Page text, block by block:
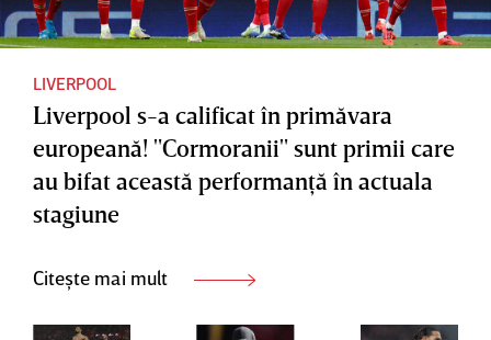
după
legile
proprii”
Manches
ter City”
LIVERPOOL
Liverpool s-a calificat în primăvara
europeană! "Cormoranii" sunt primii care
au bifat această performanţă în actuala
stagiune
Citește mai mult